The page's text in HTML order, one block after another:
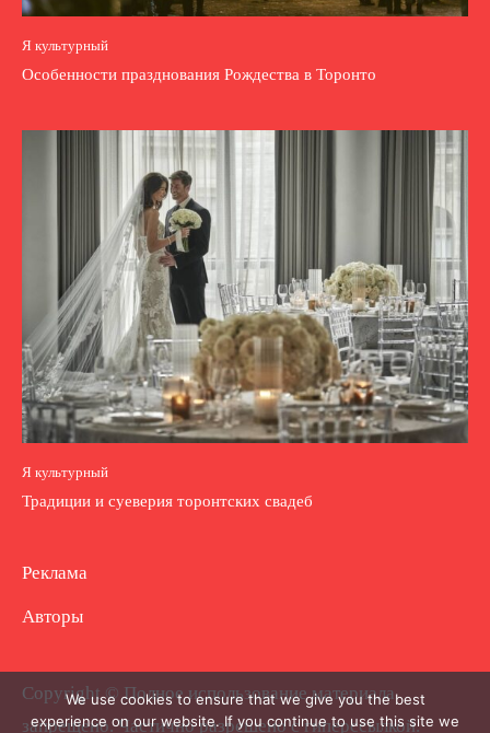
Я культурный
Особенности празднования Рождества в Торонто
Я культурный
Традиции и суеверия торонтских свадеб
Реклама
Авторы
Copyright © Полное использование материала
запрещено. Частично разрешено с гиперссылкой.
We use cookies to ensure that we give you the best
experience on our website. If you continue to use this site we